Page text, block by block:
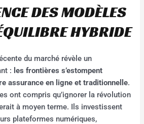
DES MODÈLES
HYBRIDE
du marché révèle un
: les frontières s’estompent
assurance en ligne et traditionnelle.
ont compris qu’ignorer la révolution
à moyen terme. Ils investissent
plateformes numériques,